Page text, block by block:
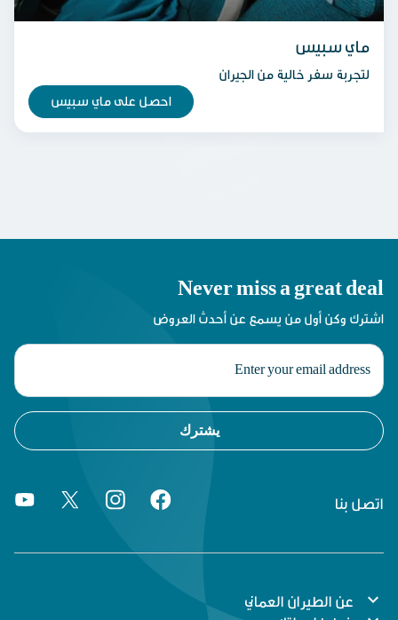
ماي سبيس
لتجربة سفر خالية من الجيران
احصل على ماي سبيس
Never miss a great deal
اشترك وكن أول من يسمع عن أحدث العروض
يشترك
اتصل بنا
عن الطيران العماني expand_more